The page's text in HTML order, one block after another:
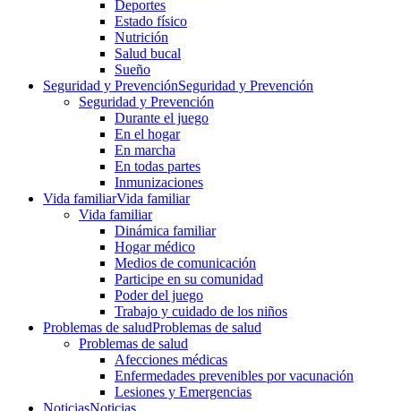
Deportes
Estado físico
Nutrición
Salud bucal
Sueño
Seguridad y PrevenciónSeguridad y Prevención
Seguridad y Prevención
Durante el juego
En el hogar
En marcha
En todas partes
Inmunizaciones
Vida familiarVida familiar
Vida familiar
Dinámica familiar
Hogar médico
Medios de comunicación
Participe en su comunidad
Poder del juego
Trabajo y cuidado de los niños
Problemas de saludProblemas de salud
Problemas de salud
Afecciones médicas
Enfermedades prevenibles por vacunación
Lesiones y Emergencias
NoticiasNoticias